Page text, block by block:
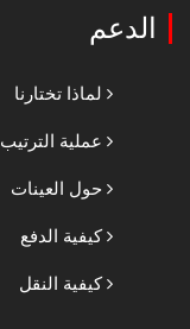
الدعم
لماذا تختارنا
عملية الترتيب
حول العينات
كيفية الدفع
كيفية النقل